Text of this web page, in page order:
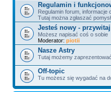
Regulamin i
Regulamin forum, informacje
Tutaj można zgłaszać
Jesteś nowy -
Możesz napisać coś o sobie
Moderator: piotii
Nasze Astry
Tutaj możemy
Off-topic
Tu możesz się wygadać na